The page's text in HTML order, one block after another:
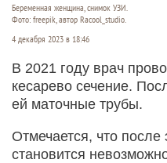
Беременная женщина, снимок УЗИ.
Фото: freepik, автор Racool_studio.
4 декабря 2023 в 18:46
В 2021 году врач
кесарево сечение.
ей маточные трубы.
Отмечается, что после
становится